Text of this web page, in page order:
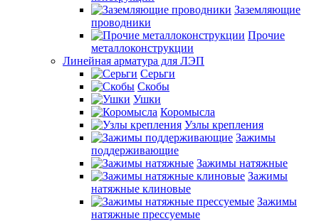
Заземляющие
проводники
Прочие
металлоконструкции
Линейная арматура для ЛЭП
Серьги
Скобы
Ушки
Коромысла
Узлы крепления
Зажимы
поддерживающие
Зажимы натяжные
Зажимы
натяжные клиновые
Зажимы
натяжные прессуемые